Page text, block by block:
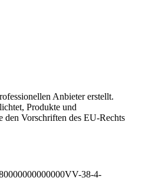
Anbieter erstellt.
Produkte und
den Vorschriften des EU-Rechts
38-4-